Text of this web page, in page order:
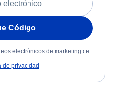
Código
electrónicos de marketing de
de privacidad